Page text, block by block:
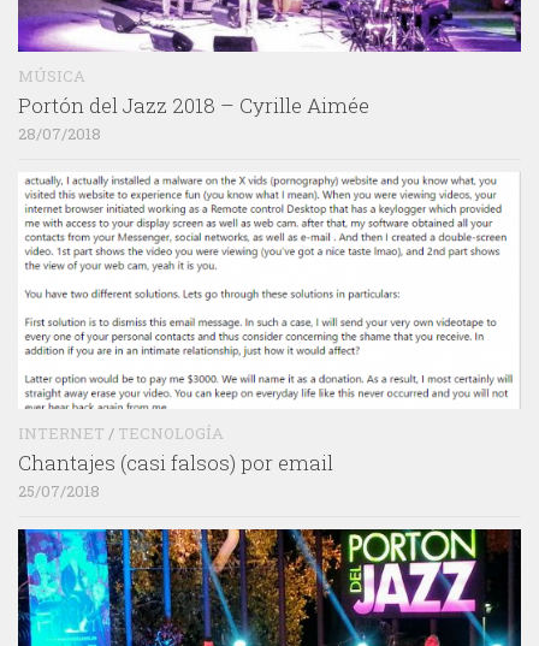
MÚSICA
Portón del Jazz 2018 – Cyrille Aimée
28/07/2018
INTERNET / TECNOLOGÍA
Chantajes (casi falsos) por email
25/07/2018